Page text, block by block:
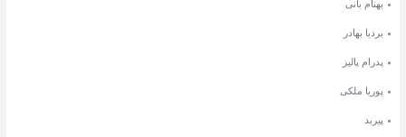
بهنام بانی
بردیا بهادر
پدرام پالیز
پوریا ملکی
پیربد